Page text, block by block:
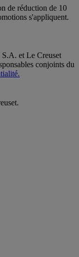
de réduction de 10
s'appliquent.
S.A. et Le Creuset
conjoints du